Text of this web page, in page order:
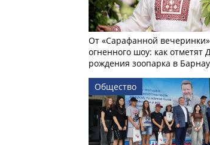
От «Сарафанной
огненного шоу: как отметят
рождения зоопарка в
Общество